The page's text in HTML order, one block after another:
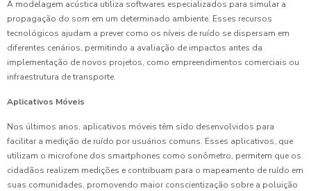
A modelagem acústica utiliza softwares especializados para simular a
propagação do som em um determinado ambiente. Esses recursos
tecnológicos ajudam a prever como os níveis de ruído se dispersam em
diferentes cenários, permitindo a avaliação de impactos antes da
implementação de novos projetos, como empreendimentos comerciais ou
infraestrutura de transporte.
Aplicativos Móveis
Nos últimos anos, aplicativos móveis têm sido desenvolvidos para
facilitar a medição de ruído por usuários comuns. Esses aplicativos, que
utilizam o microfone dos smartphones como sonômetro, permitem que os
cidadãos realizem medições e contribuam para o mapeamento de ruído em
suas comunidades, promovendo maior conscientização sobre a poluição